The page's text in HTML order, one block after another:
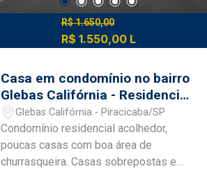
R$ 1.650,00
R$ 1.550,00 L
Casa em condomínio no bairro
Glebas Califórnia - Residencial
Vila Belém
Glebas Califórnia - Piracicaba/SP
Condomínio residencial acolhedor,
poucas casas com boa área de
churrasqueira. Casas sobrepostas e